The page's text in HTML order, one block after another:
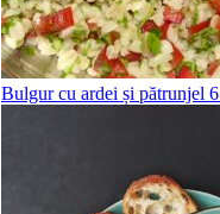
Bulgur cu ardei și pătrunjel 6